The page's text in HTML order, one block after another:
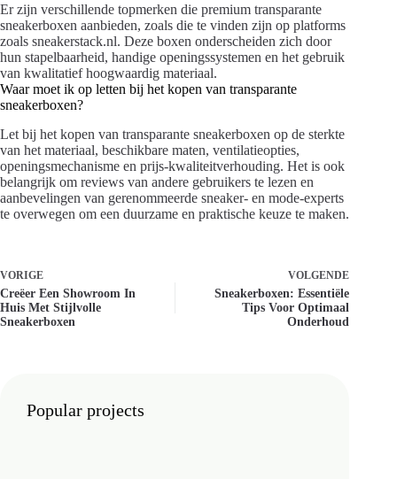
Er zijn verschillende topmerken die premium transparante
sneakerboxen aanbieden, zoals die te vinden zijn op platforms
zoals sneakerstack.nl. Deze boxen onderscheiden zich door
hun stapelbaarheid, handige openingssystemen en het gebruik
van kwalitatief hoogwaardig materiaal.
Waar moet ik op letten bij het kopen van transparante
sneakerboxen?
Let bij het kopen van transparante sneakerboxen op de sterkte
van het materiaal, beschikbare maten, ventilatieopties,
openingsmechanisme en prijs-kwaliteitverhouding. Het is ook
belangrijk om reviews van andere gebruikers te lezen en
aanbevelingen van gerenommeerde sneaker- en mode-experts
te overwegen om een duurzame en praktische keuze te maken.
VORIGE
Creëer Een Showroom In
Huis Met Stijlvolle
Sneakerboxen
VOLGENDE
Sneakerboxen: Essentiële
Tips Voor Optimaal
Onderhoud
Popular projects